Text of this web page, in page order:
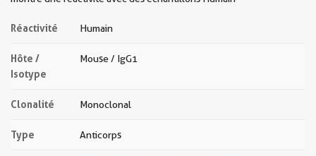
Réactivité Humain
Hôte /
Isotype
Mouse / IgG1
Clonalité Monoclonal
Type Anticorps